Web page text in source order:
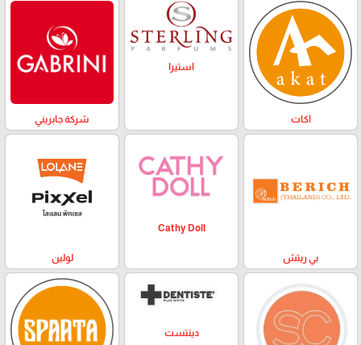
اكات
استيرا
شركة جابريني
بي ريتش
Cathy Doll
لولين
دينتست